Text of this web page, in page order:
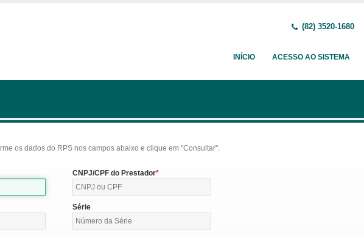
(82) 3520-1680
INÍCIO ACESSO AO SISTEMA
os dados do RPS nos campos abaixo e clique em "Consultar".
CNPJ/CPF do Prestador
Série